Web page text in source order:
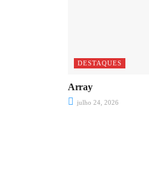
DESTAQUES
Array
julho 24, 2026